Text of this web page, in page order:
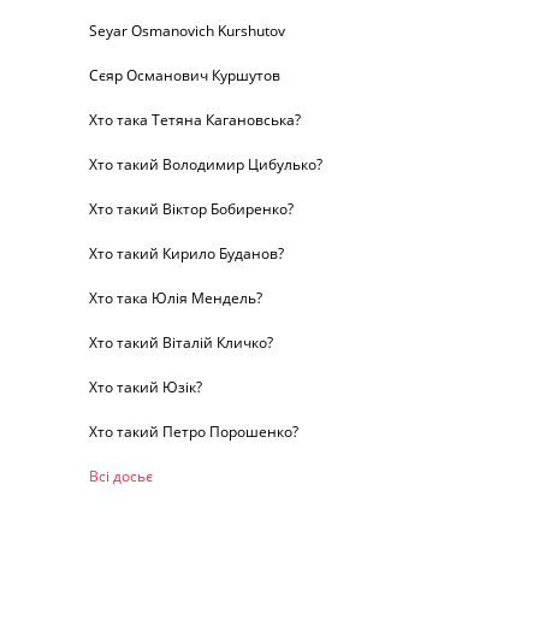
Seyar Osmanovich Kurshutov
Сєяр Османович Куршутов
Хто така Тетяна Кагановська?
Хто такий Володимир Цибулько?
Хто такий Віктор Бобиренко?
Хто такий Кирило Буданов?
Хто така Юлія Мендель?
Хто такий Віталій Кличко?
Хто такий Юзік?
Хто такий Петро Порошенко?
Всі досьє